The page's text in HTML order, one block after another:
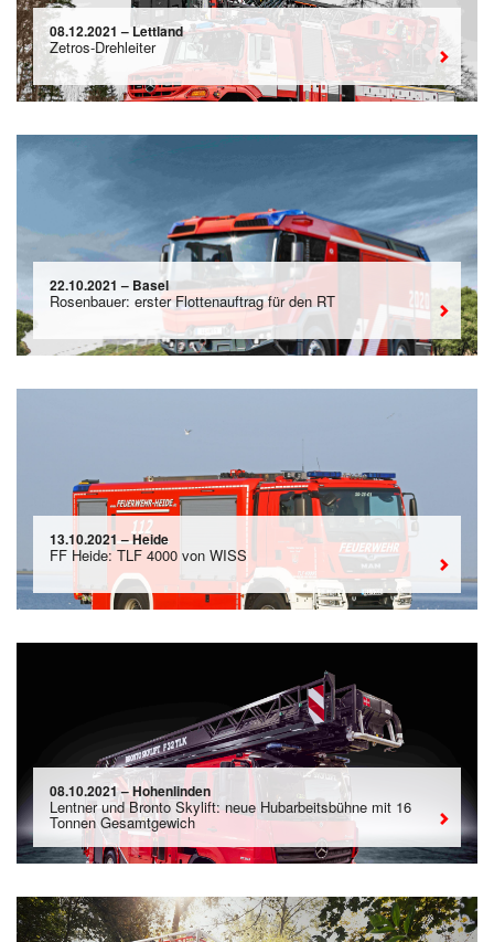
08.12.2021 – Lettland
Zetros-Drehleiter
22.10.2021 – Basel
Rosenbauer: erster Flottenauftrag für den RT
13.10.2021 – Heide
FF Heide: TLF 4000 von WISS
08.10.2021 – Hohenlinden
Lentner und Bronto Skylift: neue Hubarbeitsbühne mit 16
Tonnen Gesamtgewich